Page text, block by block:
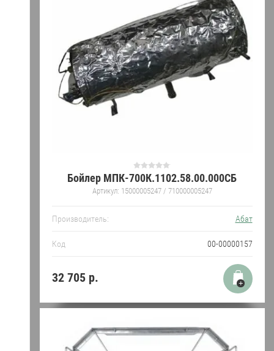
Бойлер МПК-700К.1102.58.00.000СБ
Артикул: 15000005247 / 710000005247
Производитель: Абат
Код 00-00000157
32 705р.